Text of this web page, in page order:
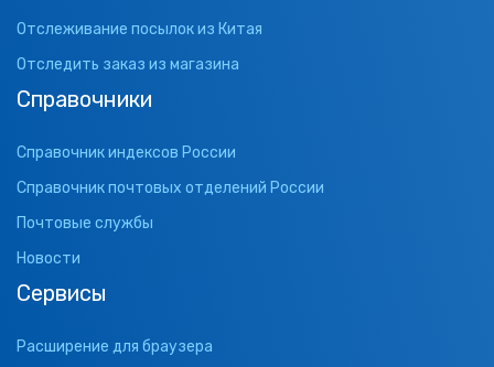
Отслеживание посылок из Китая
Отследить заказ из магазина
Справочники
Справочник индексов России
Справочник почтовых отделений России
Почтовые службы
Новости
Сервисы
Расширение для браузера